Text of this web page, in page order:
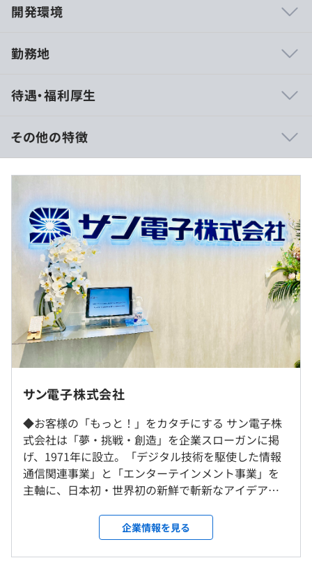
開発環境
工程を社内で開発出来る事です。
質においても信頼されている事です。
先輩からの技術指導のほかに外部セミナーなども取り入れ
ています。
本人の希望があれば技術向上のために会社が時間と費用を
積極的に投資しています。
相談の上、ご希望のマシンを支給いたします。
台メーカーからのオーダーに答えつつも、商品力の上がる
提案を台メーカーへ積極的に行う開発をしています。
勤務地
就業場所の変更範囲
江南事業所
＜変更範囲＞
会社の定める事業所
受動喫煙防止措置に関する事項
受動喫煙対策 ： 建物内喫煙可能場所あり
待遇・福利厚生
【基本給】 25万円 ～ 29.5万円 ／ 【賞与込年収】469万円
～554万円
■賃金形態：月給制
■賃金の決定方法：当社規定により決定いたします
■月給：約 30.8万円 ～ 36.3万円（例：30時間残業した場
合）
・残業代（想定）：30時間分、58,110円～68,000円
※残業平均時間は30時間程度です
※経験により優遇します
9：00～18：00（実働8時間、昼休憩60分）
◆フレックス勤務制度あり
コアタイム（10：00～16：00）
休憩時間：12:00~13:00
その他の特徴
サン電子株式会社
◆お客様の「もっと！」をカタチにする サン電子株
式会社は「夢・挑戦・創造」を企業スローガンに掲
げ、1971年に設立。「デジタル技術を駆使した情報
通信関連事業」と「エンターテインメント事業」を
主軸に、日本初・世界初の新鮮で斬新なアイデアを
データを優れた技術で抽出・解析・分析し、犯罪の
防止・解決をサポートする「UFEDシリーズ」は、世
界No.1の携帯端末にする捜査ツールとして世界の安
企業情報を見る